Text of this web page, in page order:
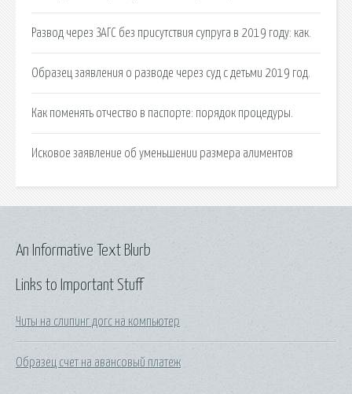
Развод через ЗАГС без присутствия супруга в 2019 году: как.
Образец заявления о разводе через суд с детьми 2019 год.
Как поменять отчество в паспорте: порядок процедуры.
Исковое заявление об уменьшении размера алиментов
Links to Important Stuff
Читы на слипинг догс на компьютер
Образец счет на авансовый платеж
An Informative Text Blurb